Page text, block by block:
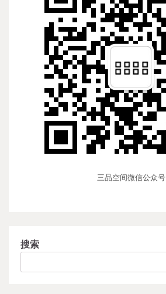
三品空间微信公众号
搜索